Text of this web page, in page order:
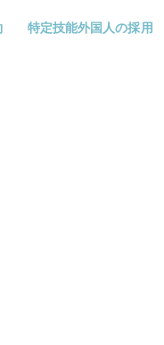
特定技能外国人の採用